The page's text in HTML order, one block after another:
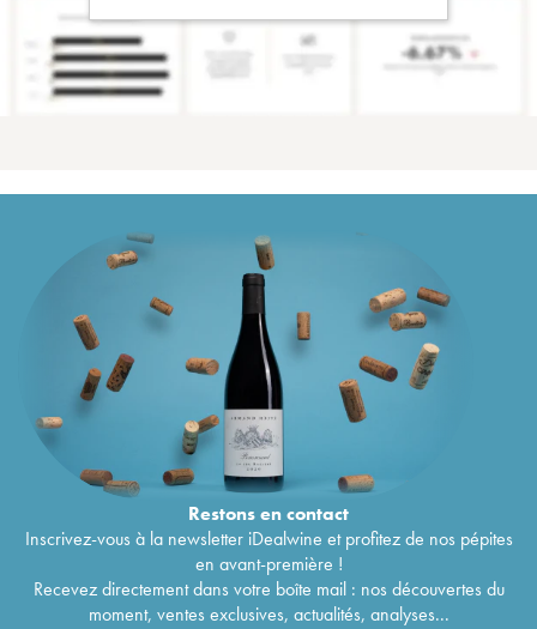
Restons encontact
Inscrivez-vous à la newsletter iDealwine et profitez de nos pépites
en avant-première !
Recevez directement dans votre boîte mail : nos découvertes du
moment, ventes exclusives, actualités, analyses...